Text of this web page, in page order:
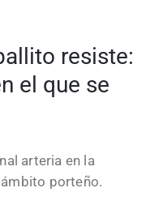
resiste:
el que se
arteria en la
porteño.